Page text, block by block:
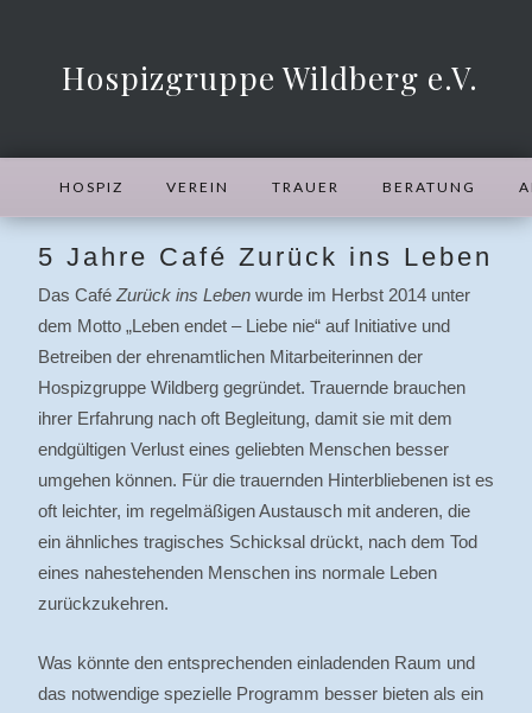
Hospizgruppe Wildberg e.V.
HOSPIZ VEREIN TRAUER BERATUNG
5 Jahre Café Zurück ins Leben
Das Café Zurück ins Leben wurde im Herbst 2014 unter
dem Motto „Leben endet – Liebe nie“ auf Initiative und
Betreiben der ehrenamtlichen Mitarbeiterinnen der
Hospizgruppe Wildberg gegründet. Trauernde brauchen
ihrer Erfahrung nach oft Begleitung, damit sie mit dem
endgültigen Verlust eines geliebten Menschen besser
umgehen können. Für die trauernden Hinterbliebenen ist es
oft leichter, im regelmäßigen Austausch mit anderen, die
ein ähnliches tragisches Schicksal drückt, nach dem Tod
eines nahestehenden Menschen ins normale Leben
zurückzukehren.
Was könnte den entsprechenden einladenden Raum und
das notwendige spezielle Programm besser bieten als ein